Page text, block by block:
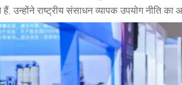
उन्होंने राष्ट्रीय संसाधन व्यापक उपयोग नीति